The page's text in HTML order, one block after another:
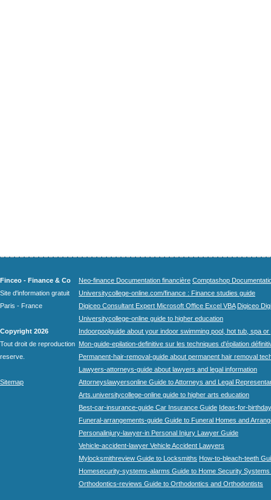
Finceo - Finance & Co
Site d'information gratuit
Paris - France
Copyright 2026
Tout droit de reproduction
reserve.
Sitemap
Neo-finance Documentation financière Comptashop
Universitycollege-online.com/finance : Finance studies guide
Digiceo Consultant Expert Microsoft Office Excel VBA Digiceo
Universitycollege-online guide to higher education
Indoorpoolguide about your indoor swimming pool, hot tub, spa
Mon-guide-epilation-definitive sur les techniques d'épilation
Permanent-hair-removal-guide about permanent hair removal
Lawyers-attorneys-guide about lawyers and legal information
Attorneyslawyersonline Guide to Attorneys and Legal
Arts.universitycollege-online guide to higher arts education
Best-car-insurance-guide Car Insurance Guide Ideas-for-
Funeral-arrangements-guide Guide to Funeral Homes and
Personalinjury-lawyer-in Personal Injury Lawyer Guide
Vehicle-accident-lawyer Vehicle Accident Lawyers
Mylocksmithreview Guide to Locksmiths How-to-bleach-teeth
Homesecurity-systems-alarms Guide to Home Security Systems
Orthodontics-reviews Guide to Orthodontics and Orthodontists